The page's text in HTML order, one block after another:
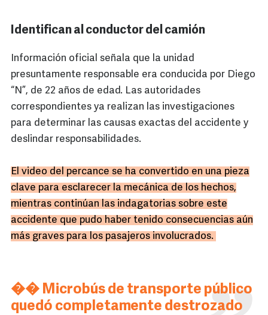
Identifican al conductor del camión
Información oficial señala que la unidad
presuntamente responsable era conducida por Diego
“N”, de 22 años de edad. Las autoridades
correspondientes ya realizan las investigaciones
para determinar las causas exactas del accidente y
deslindar responsabilidades.
El video del percance se ha convertido en una pieza
clave para esclarecer la mecánica de los hechos,
mientras continúan las indagatorias sobre este
accidente que pudo haber tenido consecuencias aún
más graves para los pasajeros involucrados.
�� Microbús de transporte público
quedó completamente destrozado